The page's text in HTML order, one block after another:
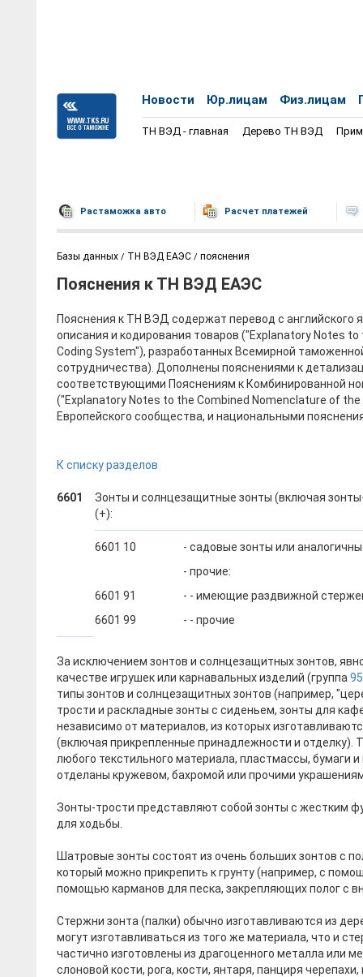
Новости Юр.лицам Физ.лицам
ТН ВЭД - главная Дерево ТН ВЭД
Растаможка авто Расчет платежей
Базы данных ТН ВЭД ЕАЭС пояснения
Пояснения к ТН ВЭД ЕАЭС
Пояснения к ТН ВЭД содержат перевод с английского
описания и кодирования товаров ("Explanatory Notes
Coding System"), разработанных Всемирной
сотрудничества). Дополнены пояснениями к
соответствующими Пояснениям к Комбинированной
("Explanatory Notes to the Combined Nomenclature of
Европейского сообщества, и национальными
К списку разделов
6601
Зонты и солнцезащитные зонты (включая
(+):
6601 10
- садовые зонты или
- прочие:
6601 91
- - имеющие раздвижной
6601 99
- - прочие
За исключением зонтов и солнцезащитных зонтов,
качестве игрушек или карнавальных изделий (группа 95
типы зонтов и солнцезащитных зонтов (например,
трости и раскладные зонты с сиденьем, зонты для
независимо от материалов, из которых
(включая прикрепленные принадлежности и отделку).
любого текстильного материала, пластмассы, бумаги
отделаны кружевом, бахромой или прочими
Зонты-трости представляют собой зонты с жестким
для ходьбы.
Шатровые зонты состоят из очень больших зонтов с
который можно прикрепить к грунту (например, с
помощью карманов для песка, закрепляющих полог с
Стержни зонта (палки) обычно изготавливаются из
могут изготавливаться из того же материала, что и
частично изготовлены из драгоценного металла или
слоновой кости, рога, кости, янтаря, панциря